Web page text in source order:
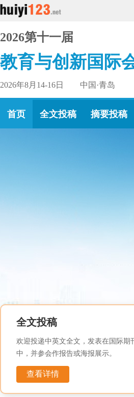
2026第十一届
教育与创新国际
2026年8月14-16日 中国·青岛
首页 全文投稿 摘要投稿
全文投稿
欢迎投递中英文全文，发表在国际期
中，并参会作报告或海报展示。
查看详情